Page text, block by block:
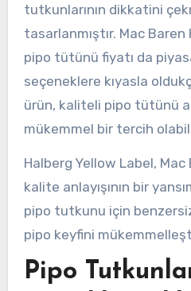
tutkunlarının dikkatini
tasarlanmıştır. Mac
pipo tütünü fiyatı da
seçeneklere kıyasla
ürün, kaliteli pipo tütünü
mükemmel bir tercih
Halberg Yellow Label, Mac
kalite anlayışının bir
pipo tutkunu için
pipo keyfini
Pipo